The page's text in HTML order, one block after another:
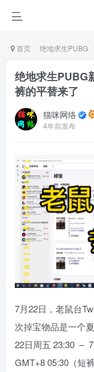
首页 绝地求生PUBG
绝地求生PUBG
裤的平替来了
猫咪网络
4年前发布
7月22日，老鼠台
次掉宝物品是一个
22日周五 23:30 –
GMT+8 05:30（短裤